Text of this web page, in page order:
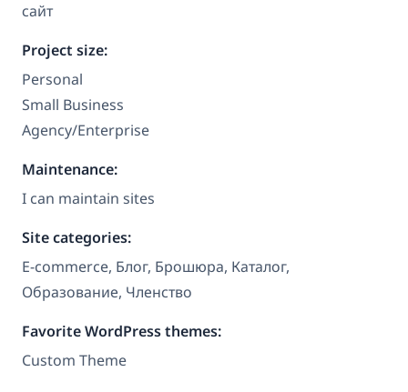
сайт
Project size:
Personal
Small Business
Agency/Enterprise
Maintenance:
I can maintain sites
Site categories:
E-commerce, Блог, Брошюра, Каталог,
Образование, Членство
Favorite WordPress themes:
Custom Theme